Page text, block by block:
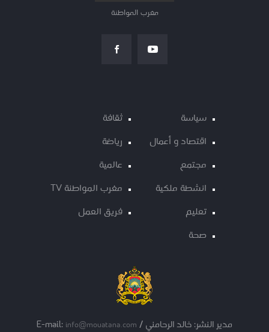
مغرب المواطنة
سياسة
اقتصاد و أعمال
مجتمع
انشطة ملكية
تعليم
صحة
ثقافة
رياضة
عالمية
مغرب المواطنة TV
فريق العمل
مدير النشر: خالد الرحامني / E-mail: info@mouatana.com